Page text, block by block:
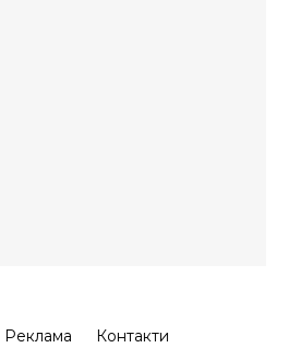
Реклама Контакти